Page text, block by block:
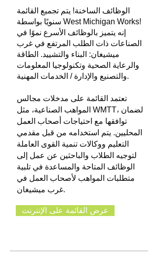
الوظائف الساخنة! يتم تجميع القائمة
سنويًا بواسطة West Michigan Works!
إنه يتميز بالوظائف الأسرع نموًا في
الصناعات ذات الطلب المرتفع في غرب
ميشيغان: البناء والتشييد. الطاقة
والرعاية الصحية وتكنولوجيا المعلومات
والتصنيع والإدارة / الخدمات المهنية.
تعتمد القائمة على مدخلات مجالس
المواهب الصناعية، مثل WMTT، لضمان
توافقها مع احتياجات أصحاب العمل
المحليين. يتم استخدامه من قبل مقدمي
التعليم ووكالات تنمية القوى العاملة
لتوجيه الطلاب والباحثين عن عمل إلى
الوظائف المتاحة والمساعدة في تلبية
متطلبات المواهب لأصحاب العمل في
غرب ميشيغان.
عرض القائمة على الإنترنت